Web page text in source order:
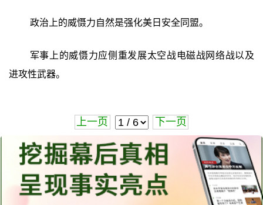
政治上的威慑力自然是强化美日安全同盟。
军事上的威慑力应侧重发展太空战电磁战网络战以及
进攻性武器。
上一页 下一页